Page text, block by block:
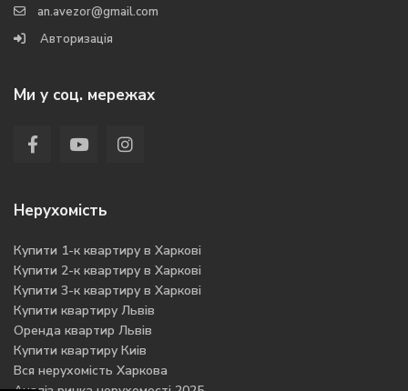
an.avezor@gmail.com
Авторизація
Ми у соц. мережах
Нерухомість
Купити 1-к квартиру в Харкові
Купити 2-к квартиру в Харкові
Купити 3-к квартиру в Харкові
Купити квартиру Львів
Оренда квартир Львів
Купити квартиру Киів
Вся нерухомість Харкова